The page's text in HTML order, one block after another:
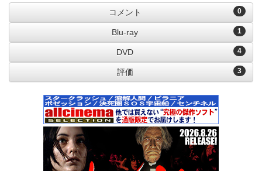
0
コメント
1
Blu-ray
4
DVD
3
評価